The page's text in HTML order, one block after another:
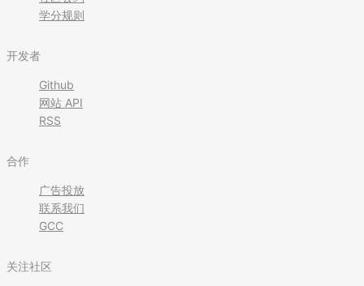
学分规则
开发者
Github
网站 API
RSS
合作
广告投放
联系我们
GCC
关注社区